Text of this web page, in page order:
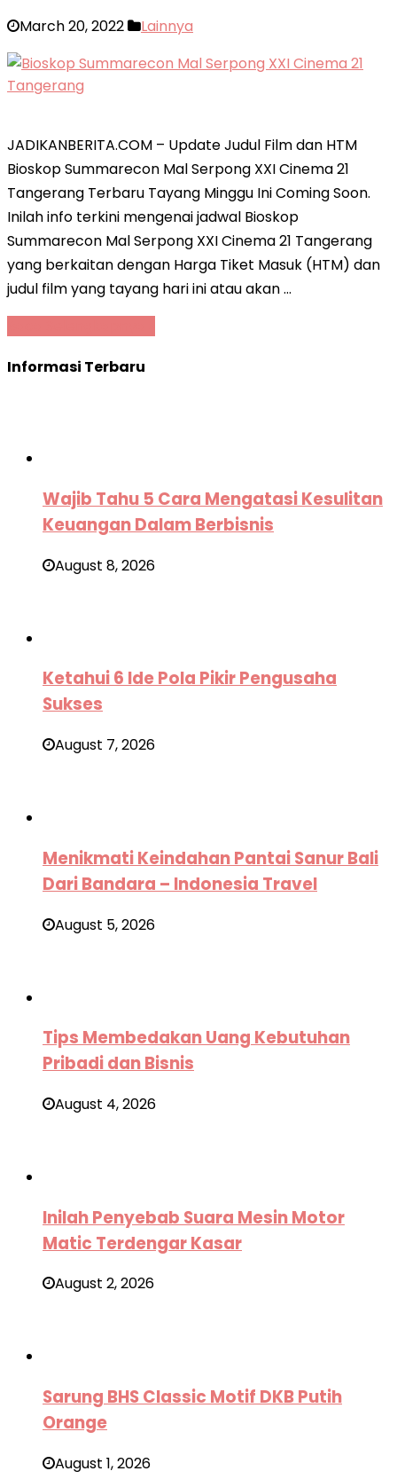
March 20, 2022 Lainnya
JADIKANBERITA.COM – Update Judul Film dan HTM
Bioskop Summarecon Mal Serpong XXI Cinema 21
Tangerang Terbaru Tayang Minggu Ini Coming Soon.
Inilah info terkini mengenai jadwal Bioskop
Summarecon Mal Serpong XXI Cinema 21 Tangerang
yang berkaitan dengan Harga Tiket Masuk (HTM) dan
judul film yang tayang hari ini atau akan …
Informasi Terbaru
Wajib Tahu 5 Cara Mengatasi Kesulitan
Keuangan Dalam Berbisnis
August 8, 2026
Ketahui 6 Ide Pola Pikir Pengusaha
Sukses
August 7, 2026
Menikmati Keindahan Pantai Sanur Bali
Dari Bandara – Indonesia Travel
August 5, 2026
Tips Membedakan Uang Kebutuhan
Pribadi dan Bisnis
August 4, 2026
Inilah Penyebab Suara Mesin Motor
Matic Terdengar Kasar
August 2, 2026
Sarung BHS Classic Motif DKB Putih
Orange
August 1, 2026